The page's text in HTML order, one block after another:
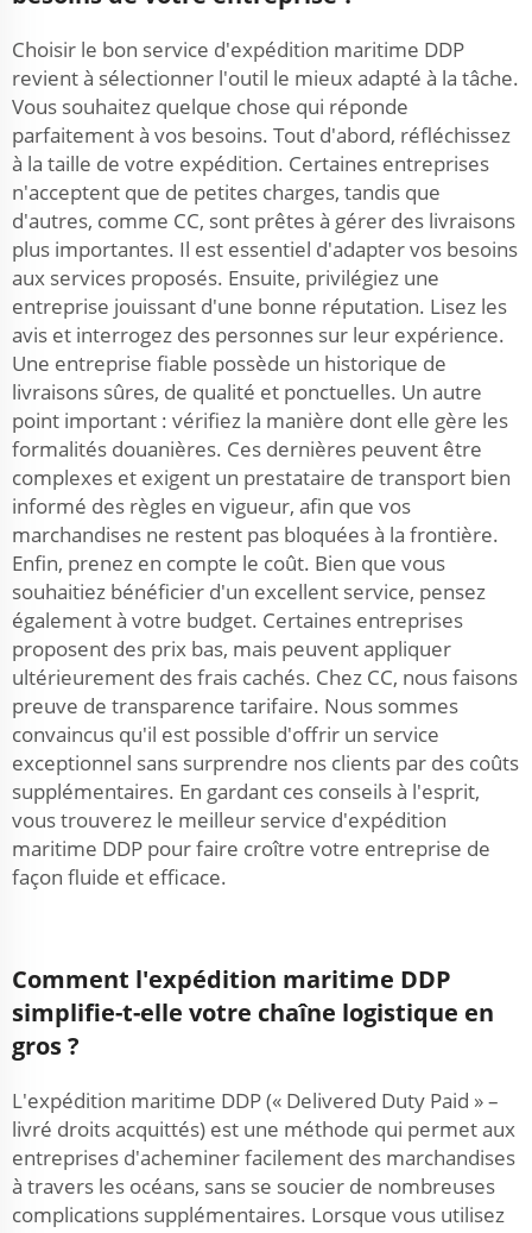
Choisir le bon service d'expédition maritime DDP
revient à sélectionner l'outil le mieux adapté à la tâche.
Vous souhaitez quelque chose qui réponde
parfaitement à vos besoins. Tout d'abord, réfléchissez
à la taille de votre expédition. Certaines entreprises
n'acceptent que de petites charges, tandis que
d'autres, comme CC, sont prêtes à gérer des livraisons
plus importantes. Il est essentiel d'adapter vos besoins
aux services proposés. Ensuite, privilégiez une
entreprise jouissant d'une bonne réputation. Lisez les
avis et interrogez des personnes sur leur expérience.
Une entreprise fiable possède un historique de
livraisons sûres, de qualité et ponctuelles. Un autre
point important : vérifiez la manière dont elle gère les
formalités douanières. Ces dernières peuvent être
complexes et exigent un prestataire de transport bien
informé des règles en vigueur, afin que vos
marchandises ne restent pas bloquées à la frontière.
Enfin, prenez en compte le coût. Bien que vous
souhaitiez bénéficier d'un excellent service, pensez
également à votre budget. Certaines entreprises
proposent des prix bas, mais peuvent appliquer
ultérieurement des frais cachés. Chez CC, nous faisons
preuve de transparence tarifaire. Nous sommes
convaincus qu'il est possible d'offrir un service
exceptionnel sans surprendre nos clients par des coûts
supplémentaires. En gardant ces conseils à l'esprit,
vous trouverez le meilleur service d'expédition
maritime DDP pour faire croître votre entreprise de
façon fluide et efficace.
Comment l'expédition maritime DDP
simplifie-t-elle votre chaîne logistique en
gros ?
L'expédition maritime DDP (« Delivered Duty Paid » –
livré droits acquittés) est une méthode qui permet aux
entreprises d'acheminer facilement des marchandises
à travers les océans, sans se soucier de nombreuses
complications supplémentaires. Lorsque vous utilisez